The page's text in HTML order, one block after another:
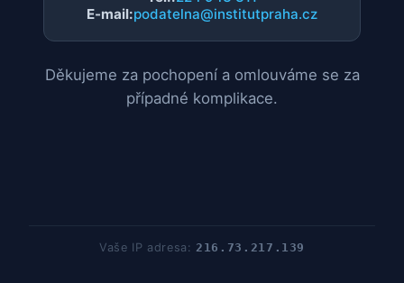
E-mail:podatelna@institutpraha.cz
Děkujeme za pochopení a omlouváme se za
případné komplikace.
Vaše IP adresa:216.73.217.139